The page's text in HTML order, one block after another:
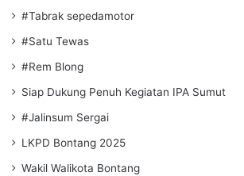
#Tabrak sepedamotor
#Satu Tewas
#Rem Blong
Siap Dukung Penuh Kegiatan IPA Sumut
#Jalinsum Sergai
LKPD Bontang 2025
Wakil Walikota Bontang